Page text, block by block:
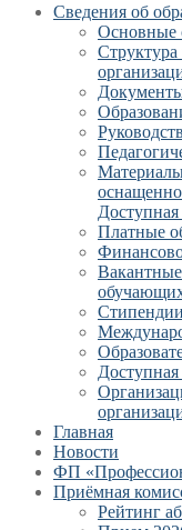
Сведения об
Основные
Структура
Доступная
Платные
Доступная
Главная
Новости
ФП
Приёмная
Рейтинг